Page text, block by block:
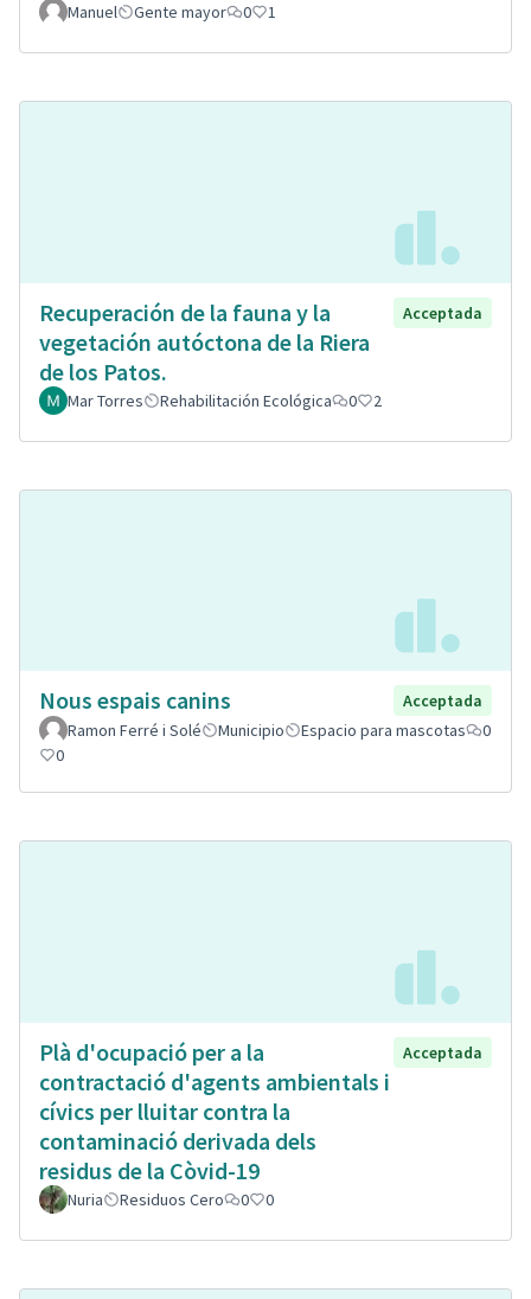
Manuel Gente mayor 0 1
Recuperación de la fauna y la
vegetación autóctona de la Riera
de los Patos.
Acceptada
Mar Torres Rehabilitación Ecológica 0 2
Nous espais canins
Acceptada
Ramon Ferré i Solé
Municipio Espacio para mascotas
0
0
Plà d'ocupació per a la
contractació d'agents ambientals i
cívics per lluitar contra la
contaminació derivada dels
residus de la Còvid-19
Acceptada
Nuria Residuos Cero 0 0